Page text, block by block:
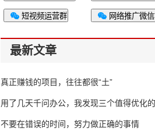
短视频运营群 网络推广微
最新文章
真正赚钱的项目，往往都很“土”
用了几天千问办公，我发现三个值得优化
不要在错误的时间，努力做正确的事情